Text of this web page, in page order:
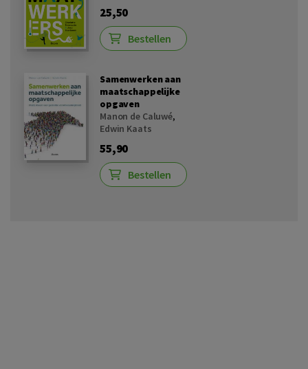
25,50
Bestellen
Samenwerken aan
maatschappelijke
opgaven
Manon de Caluwé,
Edwin Kaats
55,90
Bestellen